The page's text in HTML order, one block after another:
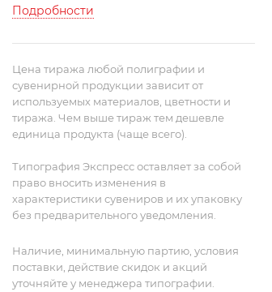
статическое электричество.
пакет с липким краем.
Возможен небольшой разнотон в
поставке.
Подробности
Цена тиража любой полиграфии и
сувенирной продукции зависит от
используемых материалов, цветности и
тиража. Чем выше тираж тем дешевле
единица продукта (чаще всего).
Типография Экспресс оставляет за собой
право вносить изменения в
характеристики сувениров и их упаковку
без предварительного уведомления.
Наличие, минимальную партию, условия
поставки, действие скидок и акций
уточняйте у менеджера типографии.